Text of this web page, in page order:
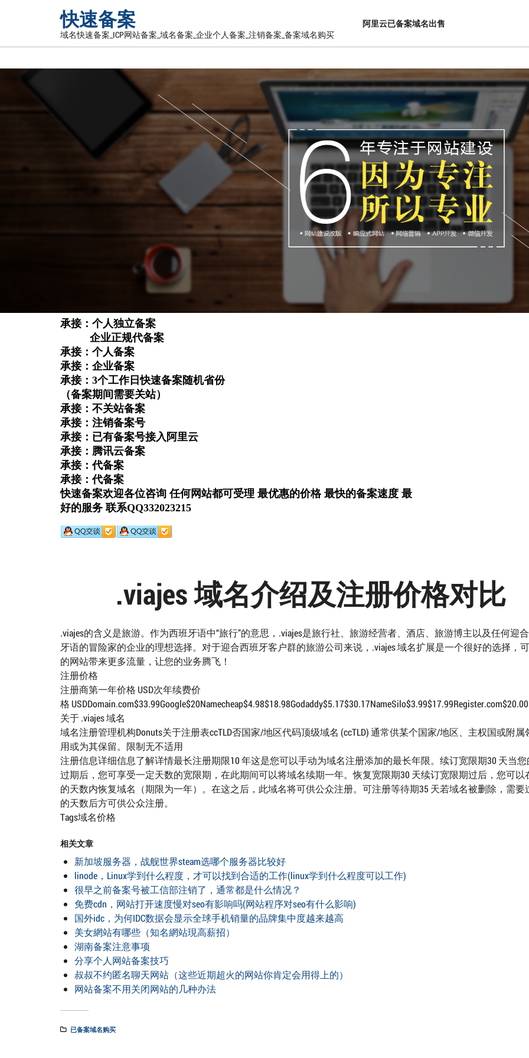
快速备案
域名快速备案_ICP网站备案_域名备案_企业个人备案_注销备案_备案域名购买
阿里云已备案域名出售
.viajes 域名介绍及注册价格对比
.viajes的含义是旅游。作为西班牙语中“旅行”的意思，.viajes是旅行社、旅游经营者、酒店、旅游博主以及任何迎
牙语的冒险家的企业的理想选择。对于迎合西班牙客户群的旅游公司来说，.viajes 域名扩展是一个很好的选择，
的网站带来更多流量，让您的业务腾飞！
注册价格
注册商第一年价格 USD次年续费价
格
关于 .viajes 域名
域名注册管理机构Donuts关于注册表ccTLD否国家/地区代码顶级域名 (ccTLD) 通常供某个国家/地区、主权国或附属
用或为其保留。限制无不适用
注册信息详细信息了解详情最长注册期限10 年这是您可以手动为域名注册添加的最长年限。续订宽限期30 天当
过期后，您可享受一定天数的宽限期，在此期间可以将域名续期一年。恢复宽限期30 天续订宽限期过后，您可以
的天数内恢复域名（期限为一年）。在这之后，此域名将可供公众注册。可注册等待期35 天若域名被删除，需要
的天数后方可供公众注册。
Tags域名价格
相关文章
新加坡服务器，战舰世界steam选哪个服务器比较好
linode，Linux学到什么程度，才可以找到合适的工作(linux学到什么程度可以工作)
很早之前备案号被工信部注销了，通常都是什么情况？
免费cdn，网站打开速度慢对seo有影响吗(网站程序对seo有什么影响)
国外idc，为何IDC数据会显示全球手机销量的品牌集中度越来越高
美女網站有哪些（知名網站現高薪招）
湖南备案注意事项
分享个人网站备案技巧
叔叔不约匿名聊天网站（这些近期超火的网站你肯定会用得上的）
网站备案不用关闭网站的几种办法
已备案域名购买